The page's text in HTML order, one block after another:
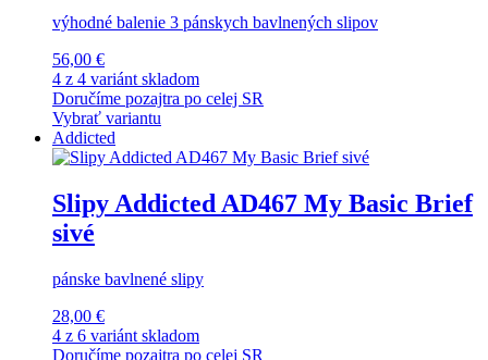
výhodné balenie 3 pánskych bavlnených slipov
56,00 €
4 z 4 variánt skladom
Doručíme pozajtra po celej SR
Vybrať variantu
Addicted
Slipy Addicted AD467 My Basic Brief
sivé
pánske bavlnené slipy
28,00 €
4 z 6 variánt skladom
Doručíme pozajtra po celej SR